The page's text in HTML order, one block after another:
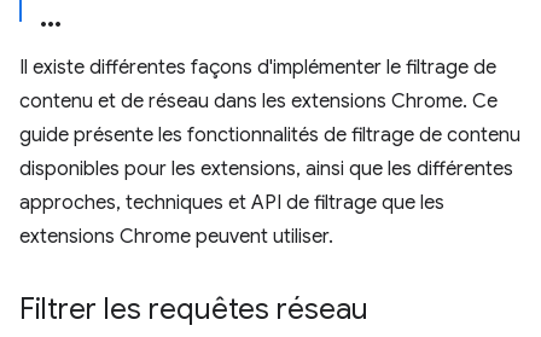
Il existe différentes façons d'implémenter le filtrage de
contenu et de réseau dans les extensions Chrome. Ce
guide présente les fonctionnalités de filtrage de contenu
disponibles pour les extensions, ainsi que les différentes
approches, techniques et API de filtrage que les
extensions Chrome peuvent utiliser.
Filtrer les requêtes réseau